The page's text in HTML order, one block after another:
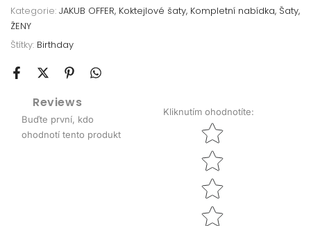
Kategorie: JAKUB OFFER Koktejlové šaty Kompletní nabídka Šaty
ŽENY
Štítky: Birthday
Reviews
Buďte první, kdo
ohodnotí tento produkt
Kliknutím ohodnotíte:
Star rating